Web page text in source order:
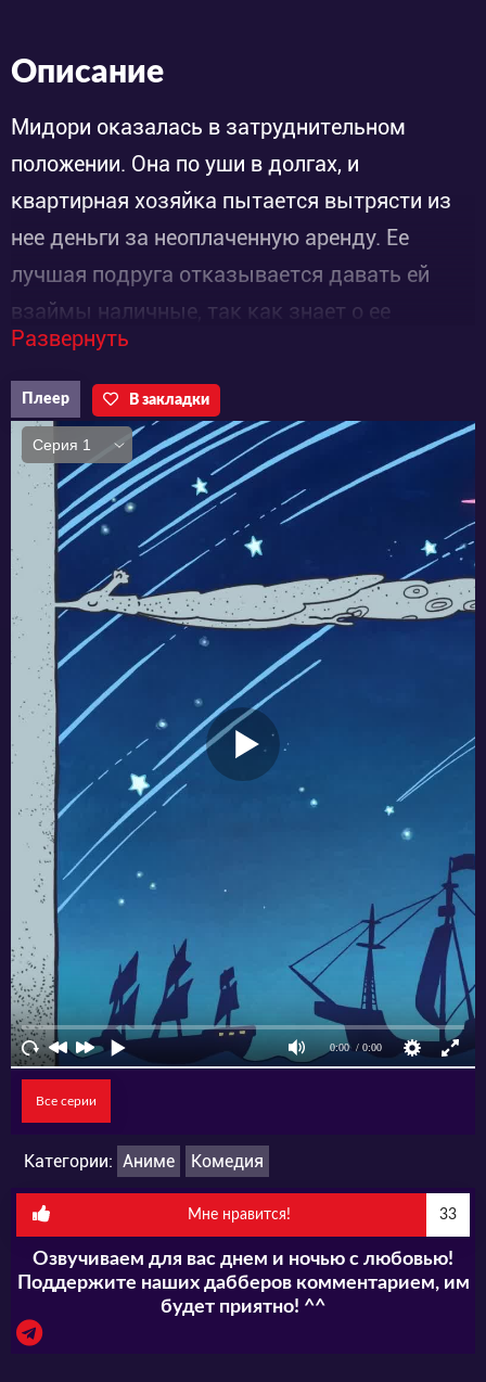
Описание
Мидори оказалась в затруднительном
положении. Она по уши в долгах, и
квартирная хозяйка пытается вытрясти из
нее деньги за неоплаченную аренду. Ее
лучшая подруга отказывается давать ей
взаймы наличные, так как знает о ее
проделках. Возможно, немного
издевательств помогло бы. Или мелкое
воровство? Ни то, ни другое не приемлемо.
Возможно, поиск работы все бы уладил... Но
работа означает, что в большом городе
остается меньше времени на веселые
приключения...
Развернуть
Плеер В закладки
Все серии
Категории: Аниме Комедия
Мне нравится! 33
Озвучиваем для вас днем и ночью с любовью!
Поддержите наших дабберов комментарием, им
будет приятно! ^^